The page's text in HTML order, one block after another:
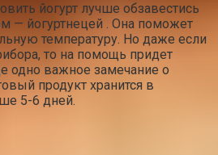
йогурт лучше обзавестись
— йогуртнецей . Она поможет
температуру. Но даже если
то на помощь придет
одно важное замечание о
продукт хранится в
5-6 дней.